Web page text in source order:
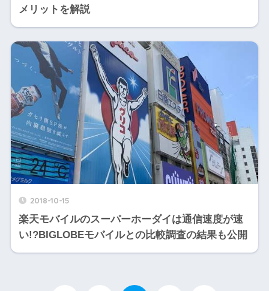
メリットを解説
2018-10-15
楽天モバイルのスーパーホーダイは通信速度が速
い!?BIGLOBEモバイルとの比較調査の結果も公開